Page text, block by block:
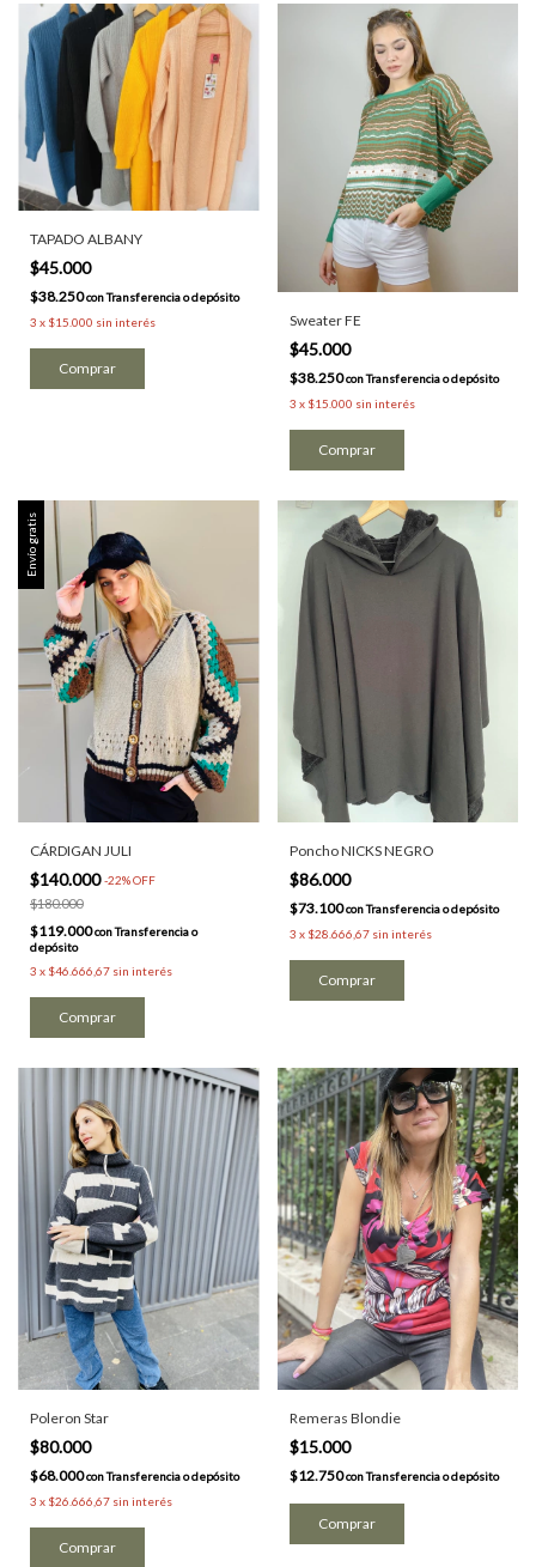
TAPADO ALBANY
$45.000
$38.250conTransferencia o depósito
3 x $15.000 sin interés
Comprar
Sweater FE
$45.000
$38.250conTransferencia o depósito
3 x $15.000 sin interés
Comprar
Envío gratis
CÁRDIGAN JULI
$140.000-22%OFF
$180.000
$119.000conTransferencia o
depósito
3 x $46.666,67 sin interés
Comprar
Poncho NICKS NEGRO
$86.000
$73.100conTransferencia o depósito
3 x $28.666,67 sin interés
Poleron Star
$80.000
$68.000conTransferencia o depósito
3 x $26.666,67 sin interés
Comprar
Remeras Blondie
$15.000
$12.750conTransferencia o depósito
Comprar